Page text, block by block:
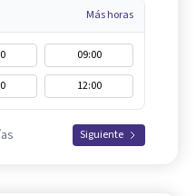
Más horas
09:00
12:00
Siguiente